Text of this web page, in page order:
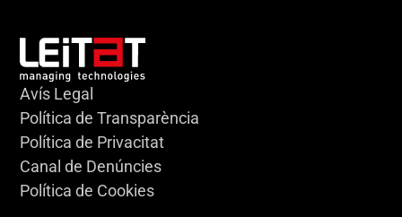
Avís Legal
Política de Transparència
Política de Privacitat
Canal de Denúncies
Política de Cookies